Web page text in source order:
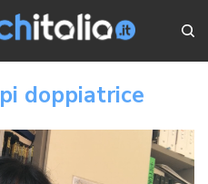
doppiatrice